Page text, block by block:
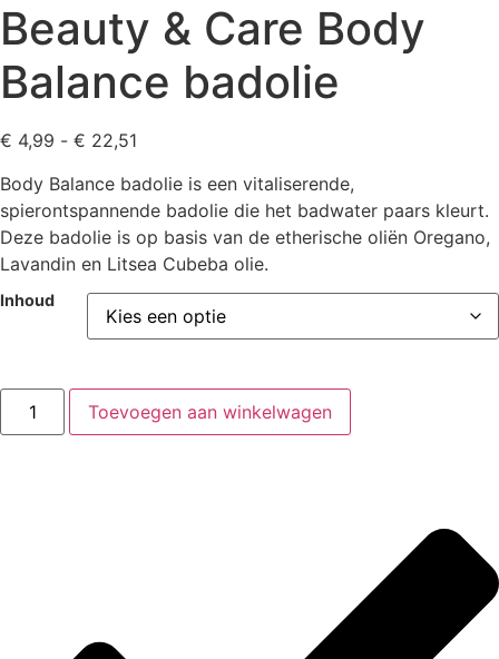
Beauty & Care Body
Balance badolie
€ 4,99 - € 22,51
tot
€ 22,51
Body Balance badolie is een vitaliserende,
spierontspannende badolie die het badwater paars kleurt.
Deze badolie is op basis van de etherische oliën Oregano,
Lavandin en Litsea Cubeba olie.
Inhoud
Beauty
Care
Toevoegen aan winkelwagen